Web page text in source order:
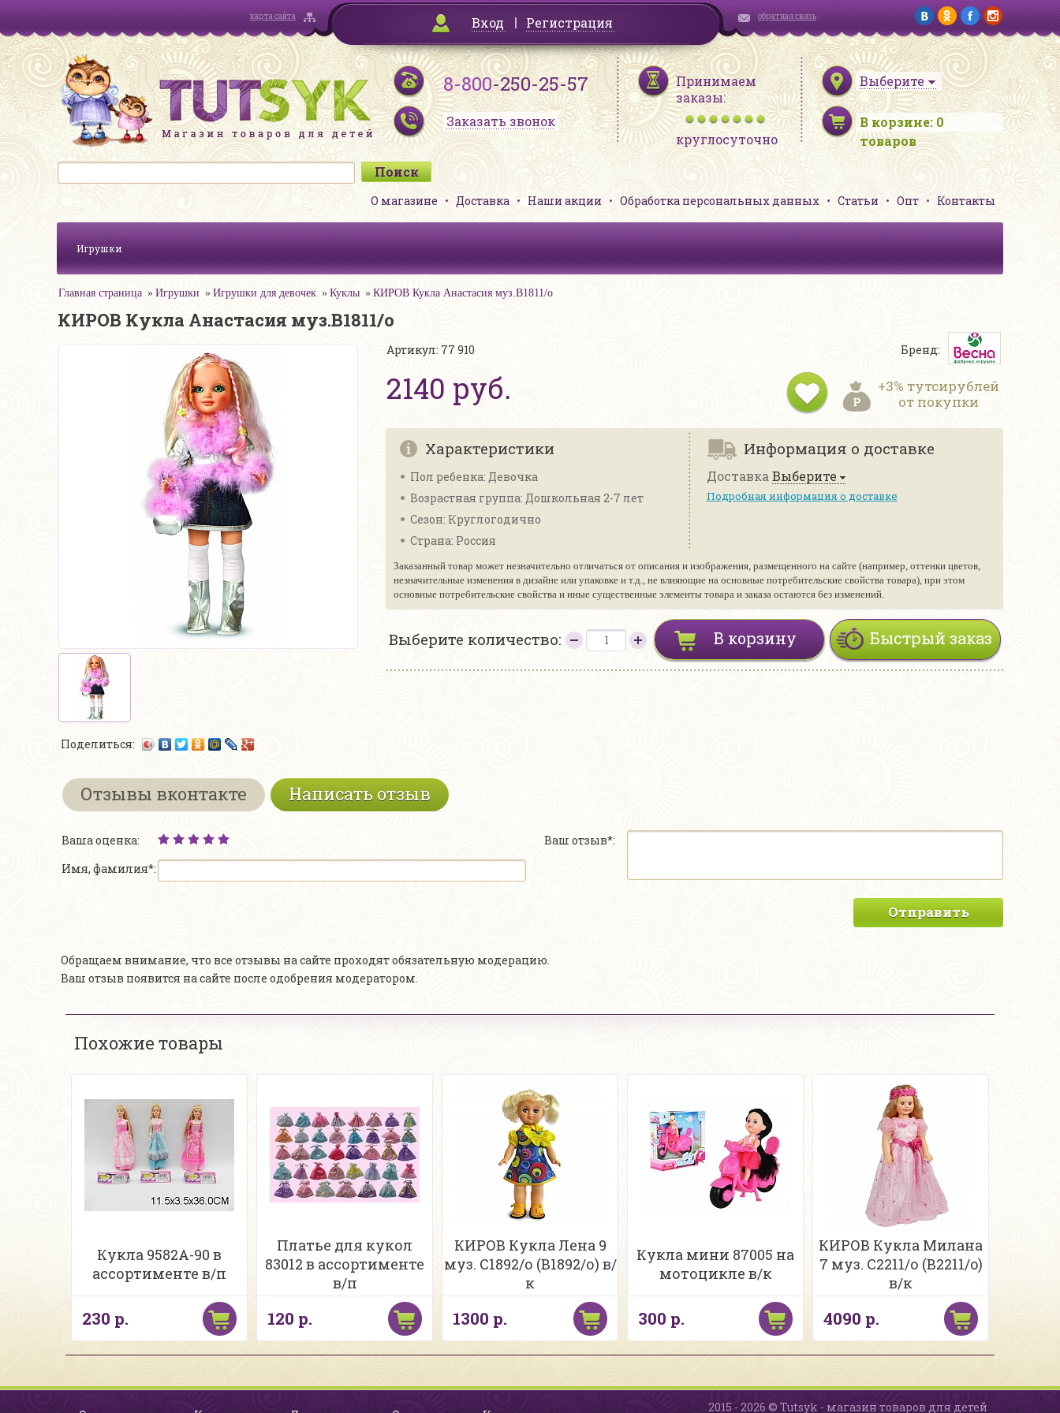
карта сайта Вход Регистрация обратная связь
8-800-250-25-57
Заказать звонок
Принимаем
заказы:
круглосуточно
Выберите
В корзине: 0
товаров
О магазине Доставка Наши акции Обработка персональных данных Статьи Опт Контакты
Игрушки
Главная страница Игрушки Игрушки для девочек Куклы КИРОВ Кукла Анастасия муз.В1811/о
КИРОВ Кукла Анастасия муз.В1811/о
Поделиться:
Артикул: 77 910
2140 руб.
Бренд:
+3% тутсирублей
от покупки
Характеристики
Пол ребенка: Девочка
Возрастная группа: Дошкольная 2-7 лет
Сезон: Круглогодично
Страна: Россия
Информация о доставке
Доставка Выберите
Подробная информация о доставке
Заказанный товар может незначительно отличаться от описания и изображения, размещенного на сайте (например, оттенки цветов,
незначительные изменения в дизайне или упаковке и т.д., не влияющие на основные потребительские свойства товара), при этом
основные потребительские свойства и иные существенные элементы товара и заказа остаются без изменений.
Выберите количество: Быстрый заказ
В корзину
Отзывы вконтакте Написать отзыв
Ваша оценка:
Имя, фамилия*:
Ваш отзыв*:
Отправить
Обращаем внимание, что все отзывы на сайте проходят обязательную модерацию.
Ваш отзыв появится на сайте после одобрения модератором.
Похожие товары
Кукла 9582A-90 в
ассортименте в/п
230 р.
Платье для кукол
83012 в ассортименте
в/п
120 р.
КИРОВ Кукла Лена 9
муз. С1892/о (В1892/о) в/
к
1300 р.
Кукла мини 87005 на
мотоцикле в/к
300 р.
КИРОВ Кукла Милана
7 муз. С2211/о (B2211/o)
в/к
4090 р.
2015 - 2026 © Tutsyk - магазин товаров для детей